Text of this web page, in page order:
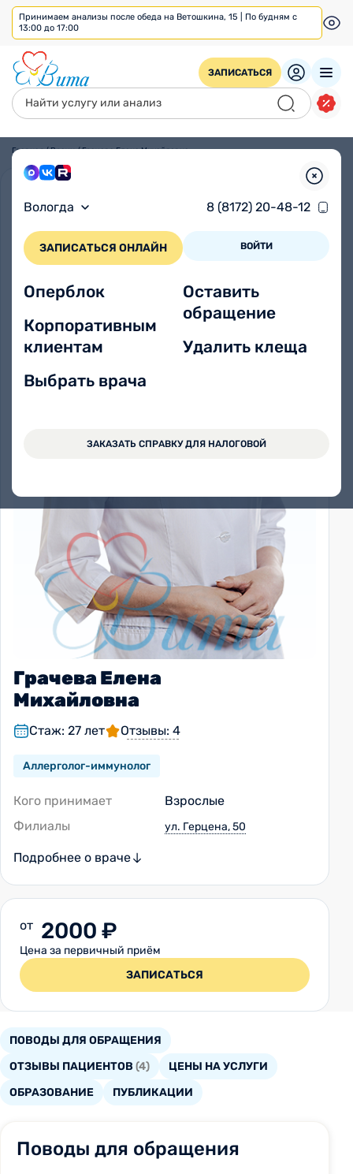
Принимаем анализы после обеда на Ветошкина, 15 | По будням с
13:00 до 17:00
ЗАПИСАТЬСЯ
Вологда 8 (8172) 20-48-12
ЗАПИСАТЬСЯ ОНЛАЙН ВОЙТИ
Оперблок
Корпоративным
клиентам
Выбрать врача
Оставить
обращение
Удалить клеща
ЗАКАЗАТЬ СПРАВКУ ДЛЯ НАЛОГОВОЙ
Главная/Врачи/Грачева Елена Михайловна
Грачева Елена
Михайловна
Стаж: 27 лет Отзывы: 4
Аллерголог-иммунолог
Кого принимает
Взрослые
Филиалы
ул. Герцена, 50
Подробнее о враче
от 2000 ₽
Цена за первичный приём
ЗАПИСАТЬСЯ
ПОВОДЫ ДЛЯ ОБРАЩЕНИЯ
ОТЗЫВЫ ПАЦИЕНТОВ (4)
ЦЕНЫ НА УСЛУГИ
ОБРАЗОВАНИЕ
ПУБЛИКАЦИИ
Поводы для обращения